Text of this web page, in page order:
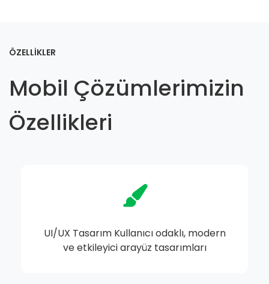
ÖZELLİKLER
Mobil Çözümlerimizin
Özellikleri
UI/UX Tasarım Kullanıcı odaklı, modern
ve etkileyici arayüz tasarımları